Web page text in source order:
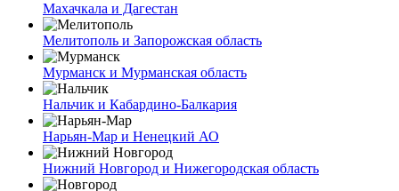
Махачкала и Дагестан
Мелитополь и Запорожская область
Мурманск и Мурманская область
Нальчик и Кабардино-Балкария
Нарьян-Мар и Ненецкий АО
Нижний Новгород и Нижегородская область